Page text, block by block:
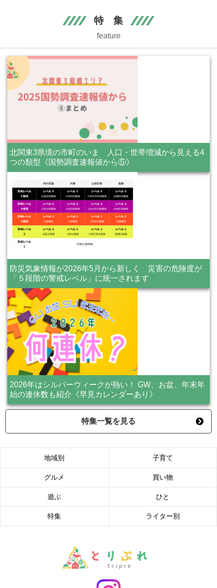
特 集
feature
北関東3県境の市町のいま 人口・世帯増減から見える4
つの類型《国勢調査速報値から⑤》
防災気象情報が2026年5月から新しく 災害の危険度が
「５段階の警戒レベル」に統一されます
2026年はシルバーウィークが熱い！ GW、お盆、年末年
始の連休数も紹介《早見カレンダーあり》
特集一覧を見る
地域別 子育て
グルメ 買い物
遊ぶ ひと
特集 ライター別